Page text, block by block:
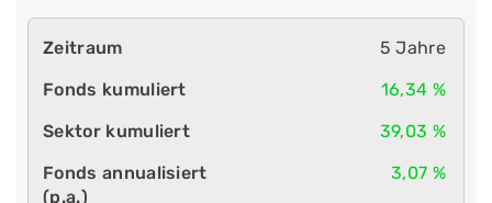
5 Jahre
16,34 %
39,03 %
3,07 %